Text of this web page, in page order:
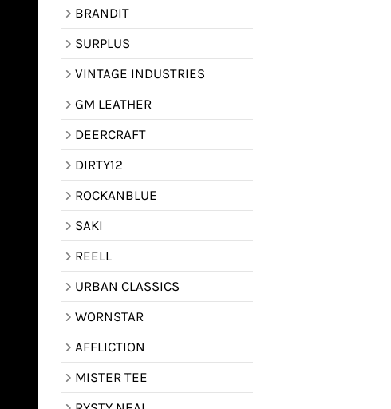
BRANDIT
SURPLUS
VINTAGE INDUSTRIES
GM LEATHER
DEERCRAFT
DIRTY12
ROCKANBLUE
SAKI
REELL
URBAN CLASSICS
WORNSTAR
AFFLICTION
MISTER TEE